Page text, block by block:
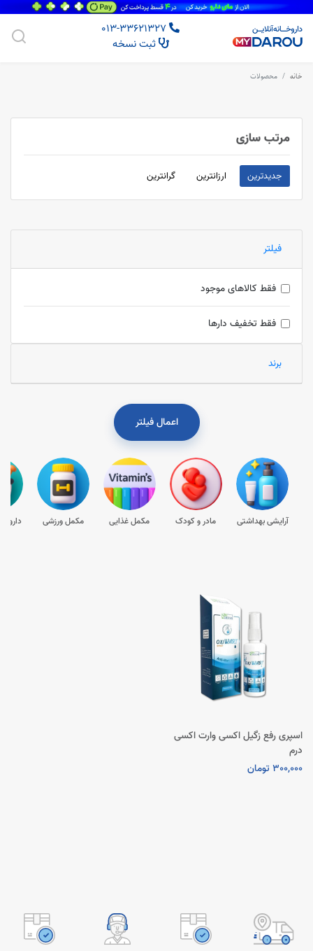
ثبت نسخه
خانه محصولات
مرتب سازی
جدیدترین ارزانترین گرانترین
فیلتر
فقط کالاهای موجود
فقط تخفیف دارها
برند
اعمال فیلتر
آرایشی بهداشتی مادر و کودک مکمل غذایی مکمل ورزشی
اسپری رفع زگیل اکسی وارت اکسی
درم
300,000 تومان